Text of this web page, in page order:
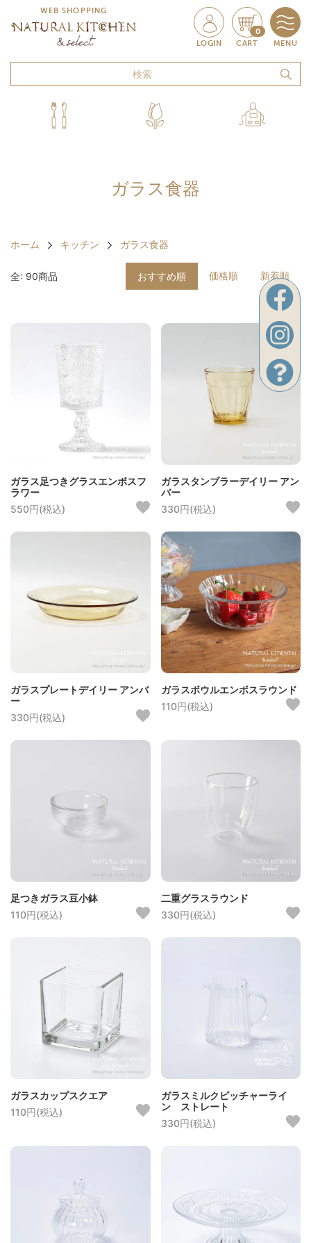
WEB SHOPPING
LOGIN
0
CART MENU
ガラス食器
ホーム キッチン ガラス食器
全: 90商品 おすすめ順 価格順 新着順
ガラス足つきグラスエンボスフ
ラワー
550円(税込)
ガラスタンブラーデイリー アン
バー
330円(税込)
ガラスプレートデイリー アンバ
ー
330円(税込)
ガラスボウルエンボスラウンド
110円(税込)
足つきガラス豆小鉢
110円(税込)
二重グラスラウンド
330円(税込)
ガラスカップスクエア
110円(税込)
ガラスミルクピッチャーライ
ン ストレート
330円(税込)